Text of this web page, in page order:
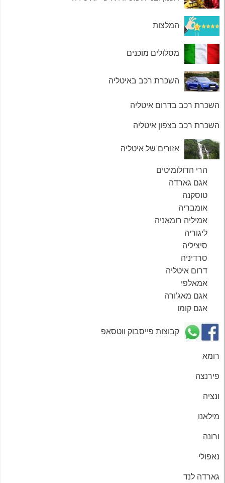
המלצות
מסלולים מוכנים
השכרת רכב באיטליה
השכרת רכב בדרום איטליה
השכרת רכב בצפון איטליה
אזורים של איטליה
הרי הדולומיטים
אגם גארדה
טוסקנה
אומבריה
אמיליה רומאניה
ליגוריה
סיציליה
סרדיניה
דרום איטליה
אמאלפי
אגם מאג’ורה
אגם קומו
קבוצות פייסבוק ווטסאפ
רומא
פירנצה
ונציה
מילאנו
ורונה
נאפולי
גארדה לנד